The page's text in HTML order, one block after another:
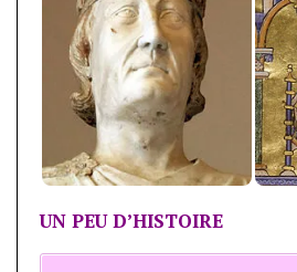
UN PEU D’HISTOIRE